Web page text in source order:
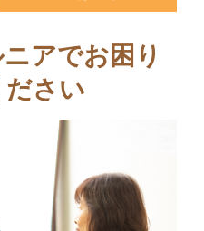
アでお困り
ださい